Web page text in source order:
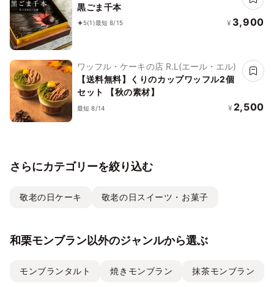
黒ごま千本
5(1)最短 8/15 ¥ 3,900
ワッフル・ケーキの店 R.L(エール・エル)
【送料無料】くりのカップワッフル2個
セット 【秋の素材】
最短 8/14 ¥ 2,500
さらにカテゴリーを絞り込む
敬老の日ケーキ 敬老の日スイーツ・お菓子
和栗モンブラン以外のジャンルから選ぶ
モンブランタルト 焼きモンブラン 抹茶モンブラン